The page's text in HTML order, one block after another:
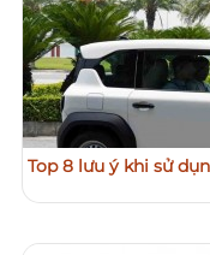
Top 8 lưu ý khi sử